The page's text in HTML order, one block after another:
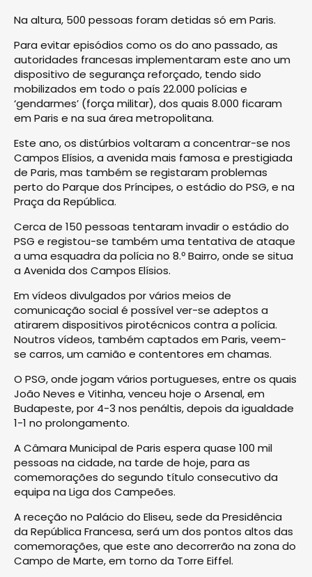
Na altura, 500 pessoas foram detidas só em Paris.
Para evitar episódios como os do ano passado, as
autoridades francesas implementaram este ano um
dispositivo de segurança reforçado, tendo sido
mobilizados em todo o país 22.000 polícias e
‘gendarmes’ (força militar), dos quais 8.000 ficaram
em Paris e na sua área metropolitana.
Este ano, os distúrbios voltaram a concentrar-se nos
Campos Elísios, a avenida mais famosa e prestigiada
de Paris, mas também se registaram problemas
perto do Parque dos Príncipes, o estádio do PSG, e na
Praça da República.
Cerca de 150 pessoas tentaram invadir o estádio do
PSG e registou-se também uma tentativa de ataque
a uma esquadra da polícia no 8.º Bairro, onde se situa
a Avenida dos Campos Elísios.
Em vídeos divulgados por vários meios de
comunicação social é possível ver-se adeptos a
atirarem dispositivos pirotécnicos contra a polícia.
Noutros vídeos, também captados em Paris, veem-
se carros, um camião e contentores em chamas.
O PSG, onde jogam vários portugueses, entre os quais
João Neves e Vitinha, venceu hoje o Arsenal, em
Budapeste, por 4-3 nos penáltis, depois da igualdade
1-1 no prolongamento.
A Câmara Municipal de Paris espera quase 100 mil
pessoas na cidade, na tarde de hoje, para as
comemorações do segundo título consecutivo da
equipa na Liga dos Campeões.
A receção no Palácio do Eliseu, sede da Presidência
da República Francesa, será um dos pontos altos das
comemorações, que este ano decorrerão na zona do
Campo de Marte, em torno da Torre Eiffel.